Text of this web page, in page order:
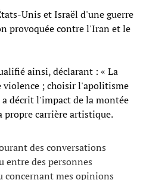
Unis et Israël d'une guerre
provoquée contre l'Iran et le
ainsi, déclarant : « La
violence ; choisir l'apolitisme
décrit l'impact de la montée
propre carrière artistique.
des conversations
entre des personnes
concernant mes opinions